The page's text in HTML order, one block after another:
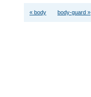
« body body-guard »